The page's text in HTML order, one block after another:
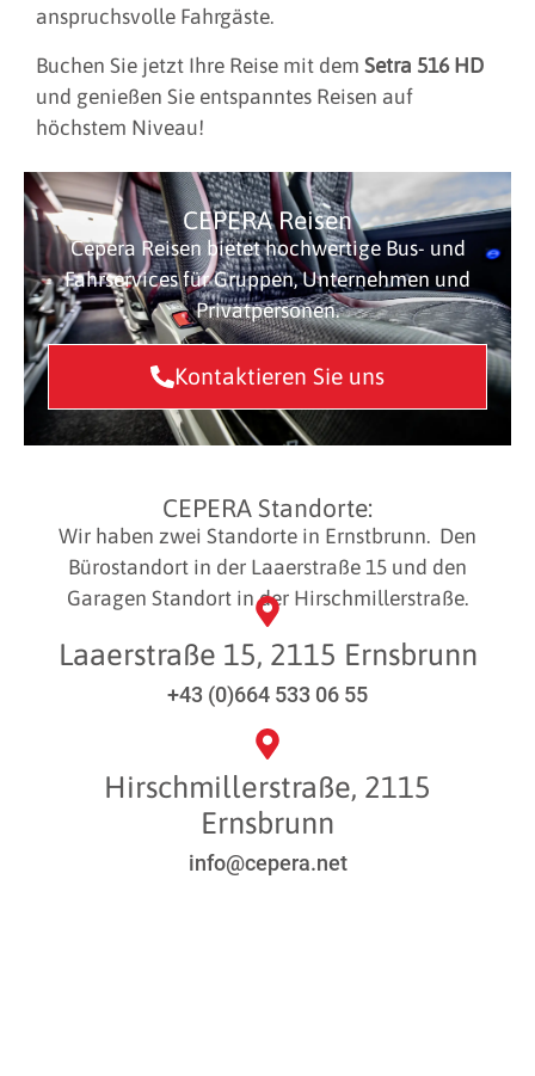
anspruchsvolle Fahrgäste.
Buchen Sie jetzt Ihre Reise mit dem Setra 516 HD
und genießen Sie entspanntes Reisen auf
höchstem Niveau!
CEPERA Reisen
Cepera Reisen bietet hochwertige Bus- und
Fahrservices für Gruppen, Unternehmen und
Privatpersonen.
Kontaktieren Sie uns
CEPERA Standorte:
Wir haben zwei Standorte in Ernstbrunn. Den
Bürostandort in der Laaerstraße 15 und den
Garagen Standort in der Hirschmillerstraße.
Laaerstraße 15, 2115 Ernsbrunn
+43 (0)664 533 06 55
Hirschmillerstraße, 2115
Ernsbrunn
info@cepera.net